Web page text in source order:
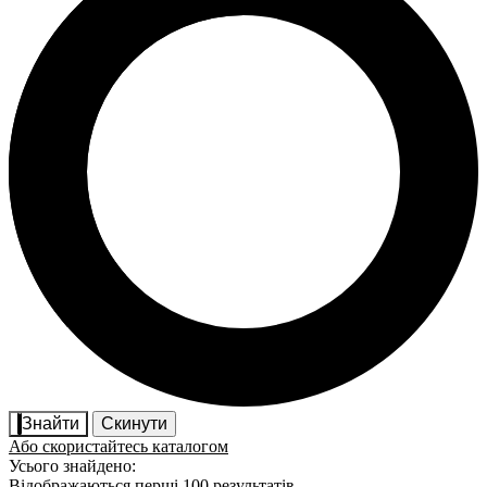
Знайти
Скинути
Або скористайтесь каталогом
Усього знайдено: